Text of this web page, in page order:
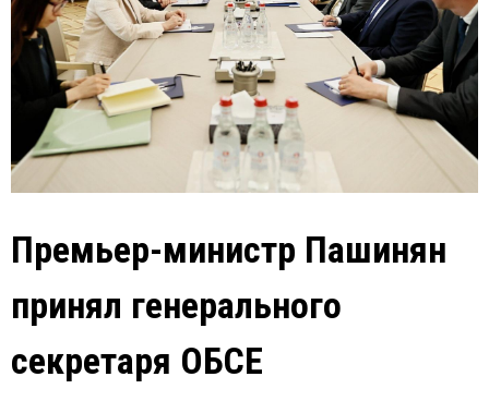
Премьер-министр Пашинян
принял генерального
секретаря ОБСЕ